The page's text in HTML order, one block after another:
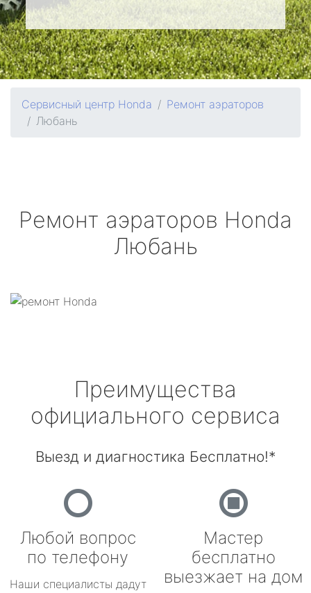
Сервисный центр Honda
Ремонт аэраторов
Любань
Ремонт аэраторов Honda
Любань
Преимущества
официального сервиса
Выезд и диагностика Бесплатно!*
Любой вопрос
по телефону
Наши специалисты дадут
Мастер
бесплатно
выезжает на дом